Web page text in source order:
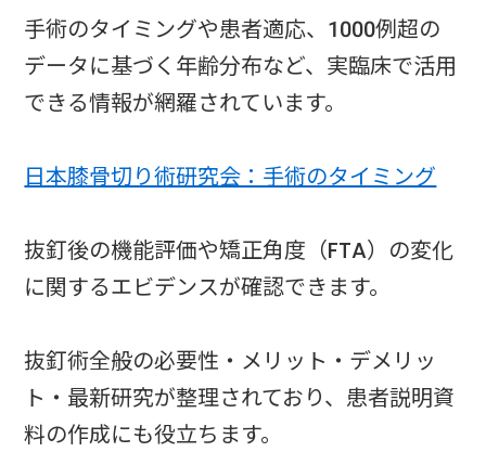
手術のタイミングや患者適応、1000例超の
データに基づく年齢分布など、実臨床で活用
できる情報が網羅されています。
日本膝骨切り術研究会：手術のタイミング
抜釘後の機能評価や矯正角度（FTA）の変化
に関するエビデンスが確認できます。
抜釘術全般の必要性・メリット・デメリッ
ト・最新研究が整理されており、患者説明資
料の作成にも役立ちます。